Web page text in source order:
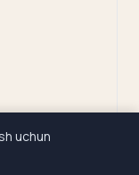
uchun